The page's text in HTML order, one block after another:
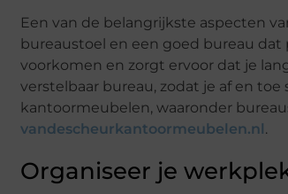
Een van de belangrijkste aspecten
bureaustoel en een goed bureau
voorkomen en zorgt ervoor dat je
verstelbaar bureau, zodat je af en
kantoormeubelen, waaronder
vandescheurkantoormeubelen.nl.
Organiseer je